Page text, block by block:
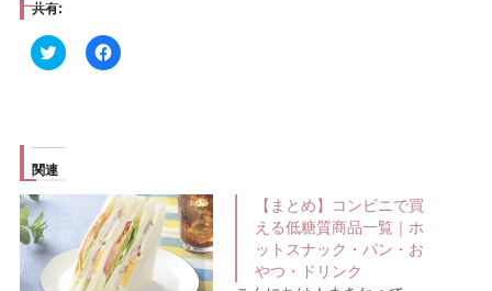
共有:
ク
リ
w
i
t
t
共
有
(
F
a
有
す
る
に
は
ク
リ
関連
【まとめ】コンビニで買
える低糖質商品一覧｜ホ
ットスナック・パン・お
やつ・ドリンク